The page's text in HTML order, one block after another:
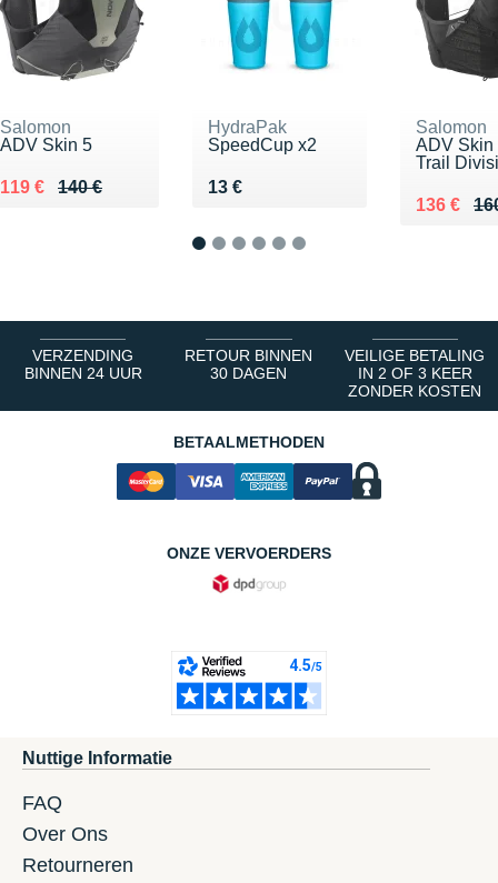
Salomon
ADV Skin 5
140 €
Au lieu de 140 €
119 €
Vendu 119 €
HydraPak
SpeedCup x2
13 €
Vendu 13 €
Salomon
ADV Skin
Trail
Au lieu
136 €
Vendu
VERZENDING
BINNEN 24 UUR
RETOUR BINNEN
30 DAGEN
VEILIGE BETALING
IN 2 OF 3 KEER
ZONDER KOSTEN
BETAALMETHODEN
ONZE VERVOERDERS
Nuttige Informatie
FAQ
Over Ons
Retourneren